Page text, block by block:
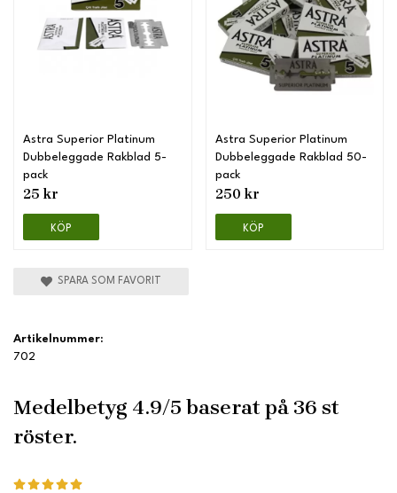
Astra Superior Platinum
Dubbeleggade Rakblad 5-
pack
25 kr
KÖP
Astra Superior Platinum
Dubbeleggade Rakblad 50-
pack
250 kr
KÖP
SPARA SOM FAVORIT
Artikelnummer:
702
Medelbetyg 4.9/5 baserat på 36 st
röster.